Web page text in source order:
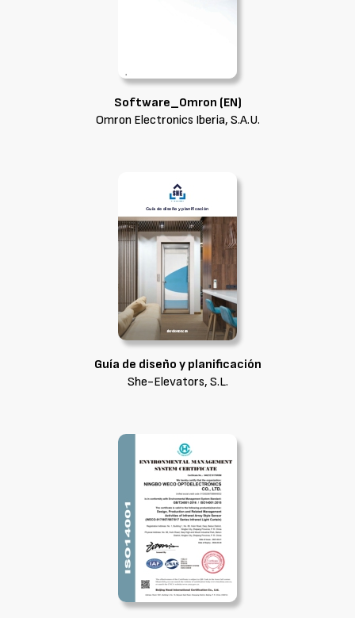
Software_Omron (EN)
Omron Electronics Iberia, S.A.U.
Guía de diseño y planificación
She-Elevators, S.L.